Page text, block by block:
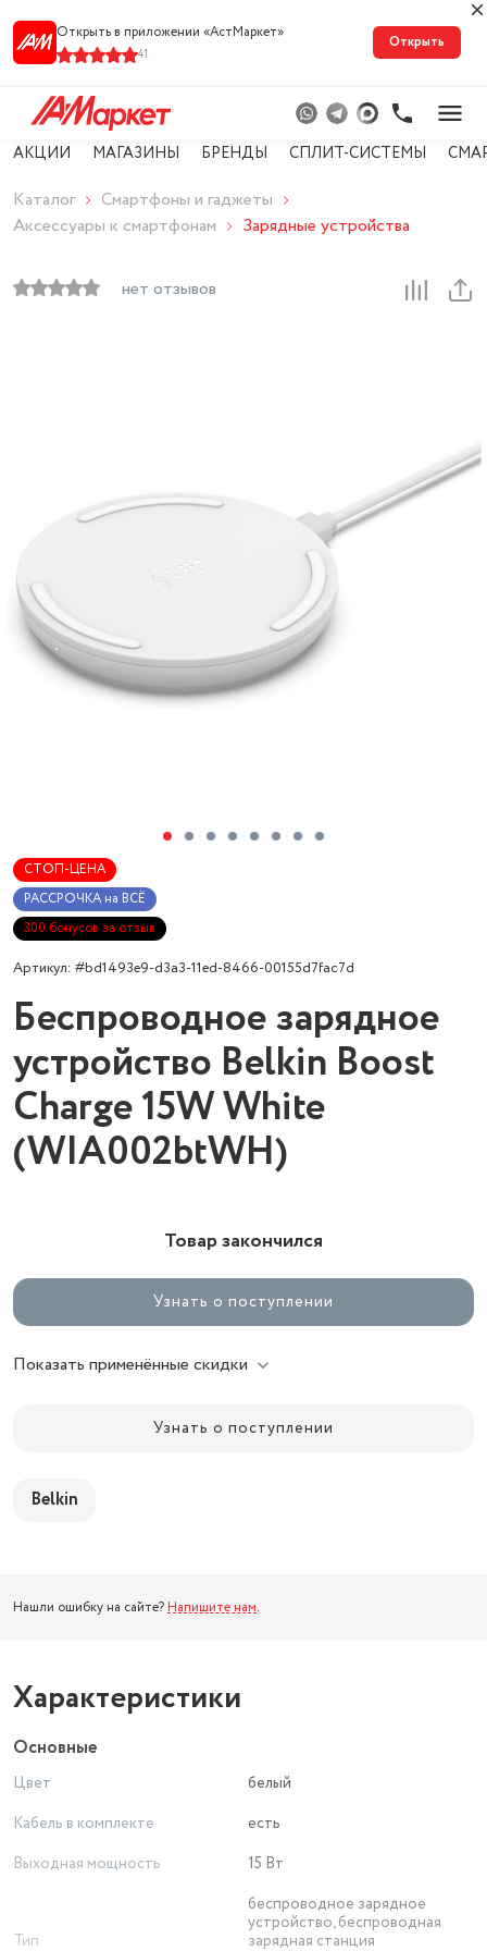
Открыть в приложении «АстМарке‪т‬»
41
Открыть
АКЦИИ МАГАЗИНЫ БРЕНДЫ СПЛИТ-СИСТЕМЫ
Каталог
Смартфоны и гаджеты
Аксессуары к смартфонам
Зарядные устройства
нет отзывов
СТОП-ЦЕНА
РАССРОЧКА на ВСЁ
300 бонусов за отзыв
Артикул: #bd1493e9-d3a3-11ed-8466-00155d7fac7d
Беспроводное зарядное
устройство Belkin Boost
Charge 15W White
(WIA002btWH)
Товар закончился
Узнать о поступлении
Показать применённые скидки
Узнать о поступлении
Belkin
Нашли ошибку на сайте? Напишите нам.
Характеристики
Основные
Цвет
белый
Кабель в комплекте
есть
Выходная мощность
15 Вт
Тип
беспроводное зарядное
устройство, беспроводная
зарядная станция